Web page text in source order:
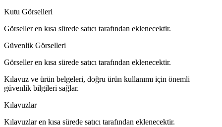
Kutu Görselleri
Görseller en kısa sürede satıcı tarafından eklenecektir.
Güvenlik Görselleri
Görseller en kısa sürede satıcı tarafından eklenecektir.
Kılavuz ve ürün belgeleri, doğru ürün kullanımı için önemli
güvenlik bilgileri sağlar.
Kılavuzlar
Kılavuzlar en kısa sürede satıcı tarafından eklenecektir.